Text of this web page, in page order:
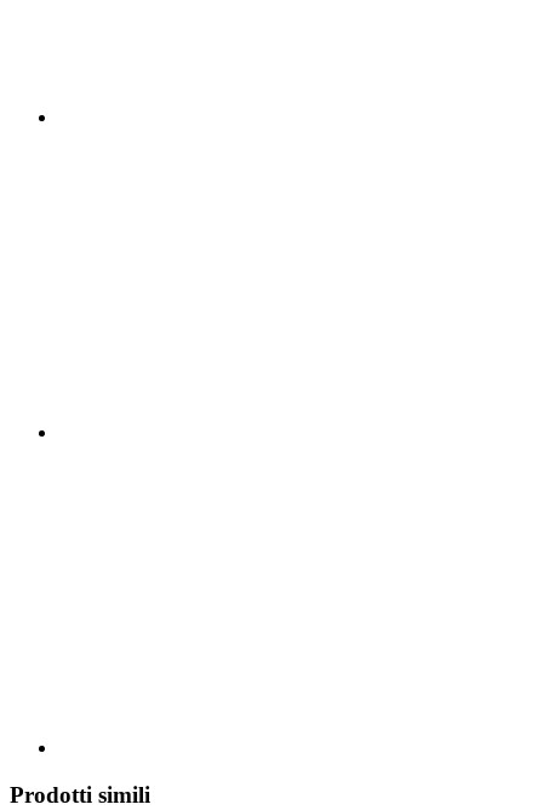
Prodotti simili